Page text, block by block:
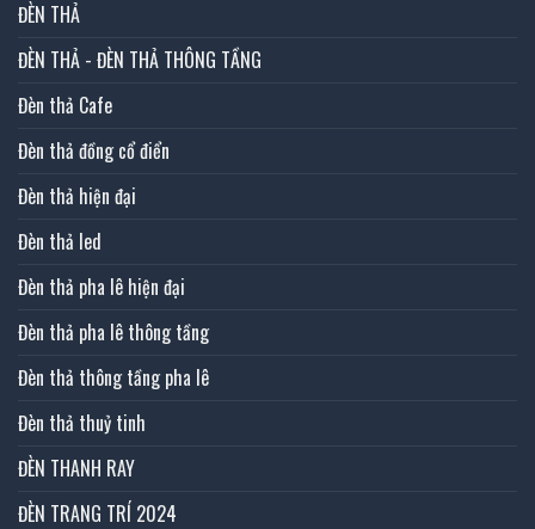
ĐÈN THẢ
ĐÈN THẢ - ĐÈN THẢ THÔNG TẦNG
Đèn thả Cafe
Đèn thả đồng cổ điển
Đèn thả hiện đại
Đèn thả led
Đèn thả pha lê hiện đại
Đèn thả pha lê thông tầng
Đèn thả thông tầng pha lê
Đèn thả thuỷ tinh
ĐÈN THANH RAY
ĐÈN TRANG TRÍ 2024